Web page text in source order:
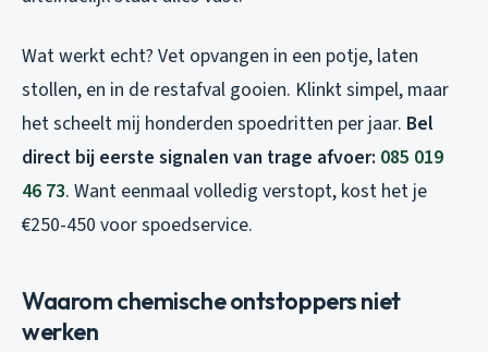
Wat werkt echt? Vet opvangen in een potje, laten
stollen, en in de restafval gooien. Klinkt simpel, maar
het scheelt mij honderden spoedritten per jaar. Bel
direct bij eerste signalen van trage afvoer: 085 019
46 73. Want eenmaal volledig verstopt, kost het je
€250-450 voor spoedservice.
Waarom chemische ontstoppers niet
werken